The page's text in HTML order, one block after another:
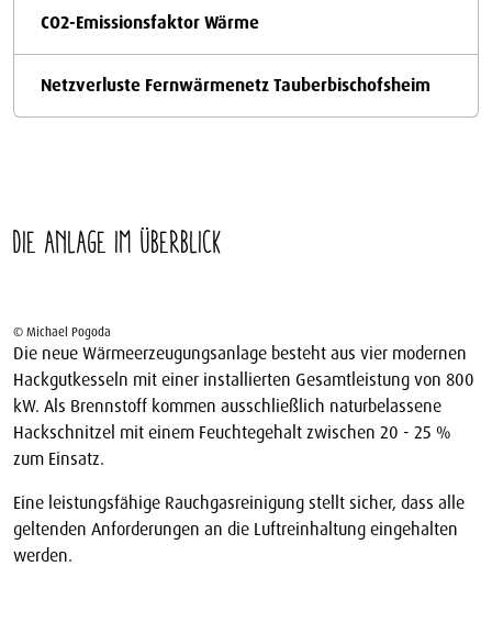
CO2-Emissionsfaktor Wärme
Netzverluste Fernwärmenetz Tauberbischofsheim
Die Anlage im Überblick
© Michael Pogoda
Die neue Wärmeerzeugungsanlage besteht aus vier modernen
Hackgutkesseln mit einer installierten Gesamtleistung von 800
kW. Als Brennstoff kommen ausschließlich naturbelassene
Hackschnitzel mit einem Feuchtegehalt zwischen 20 - 25 %
zum Einsatz.
Eine leistungsfähige Rauchgasreinigung stellt sicher, dass alle
geltenden Anforderungen an die Luftreinhaltung eingehalten
werden.